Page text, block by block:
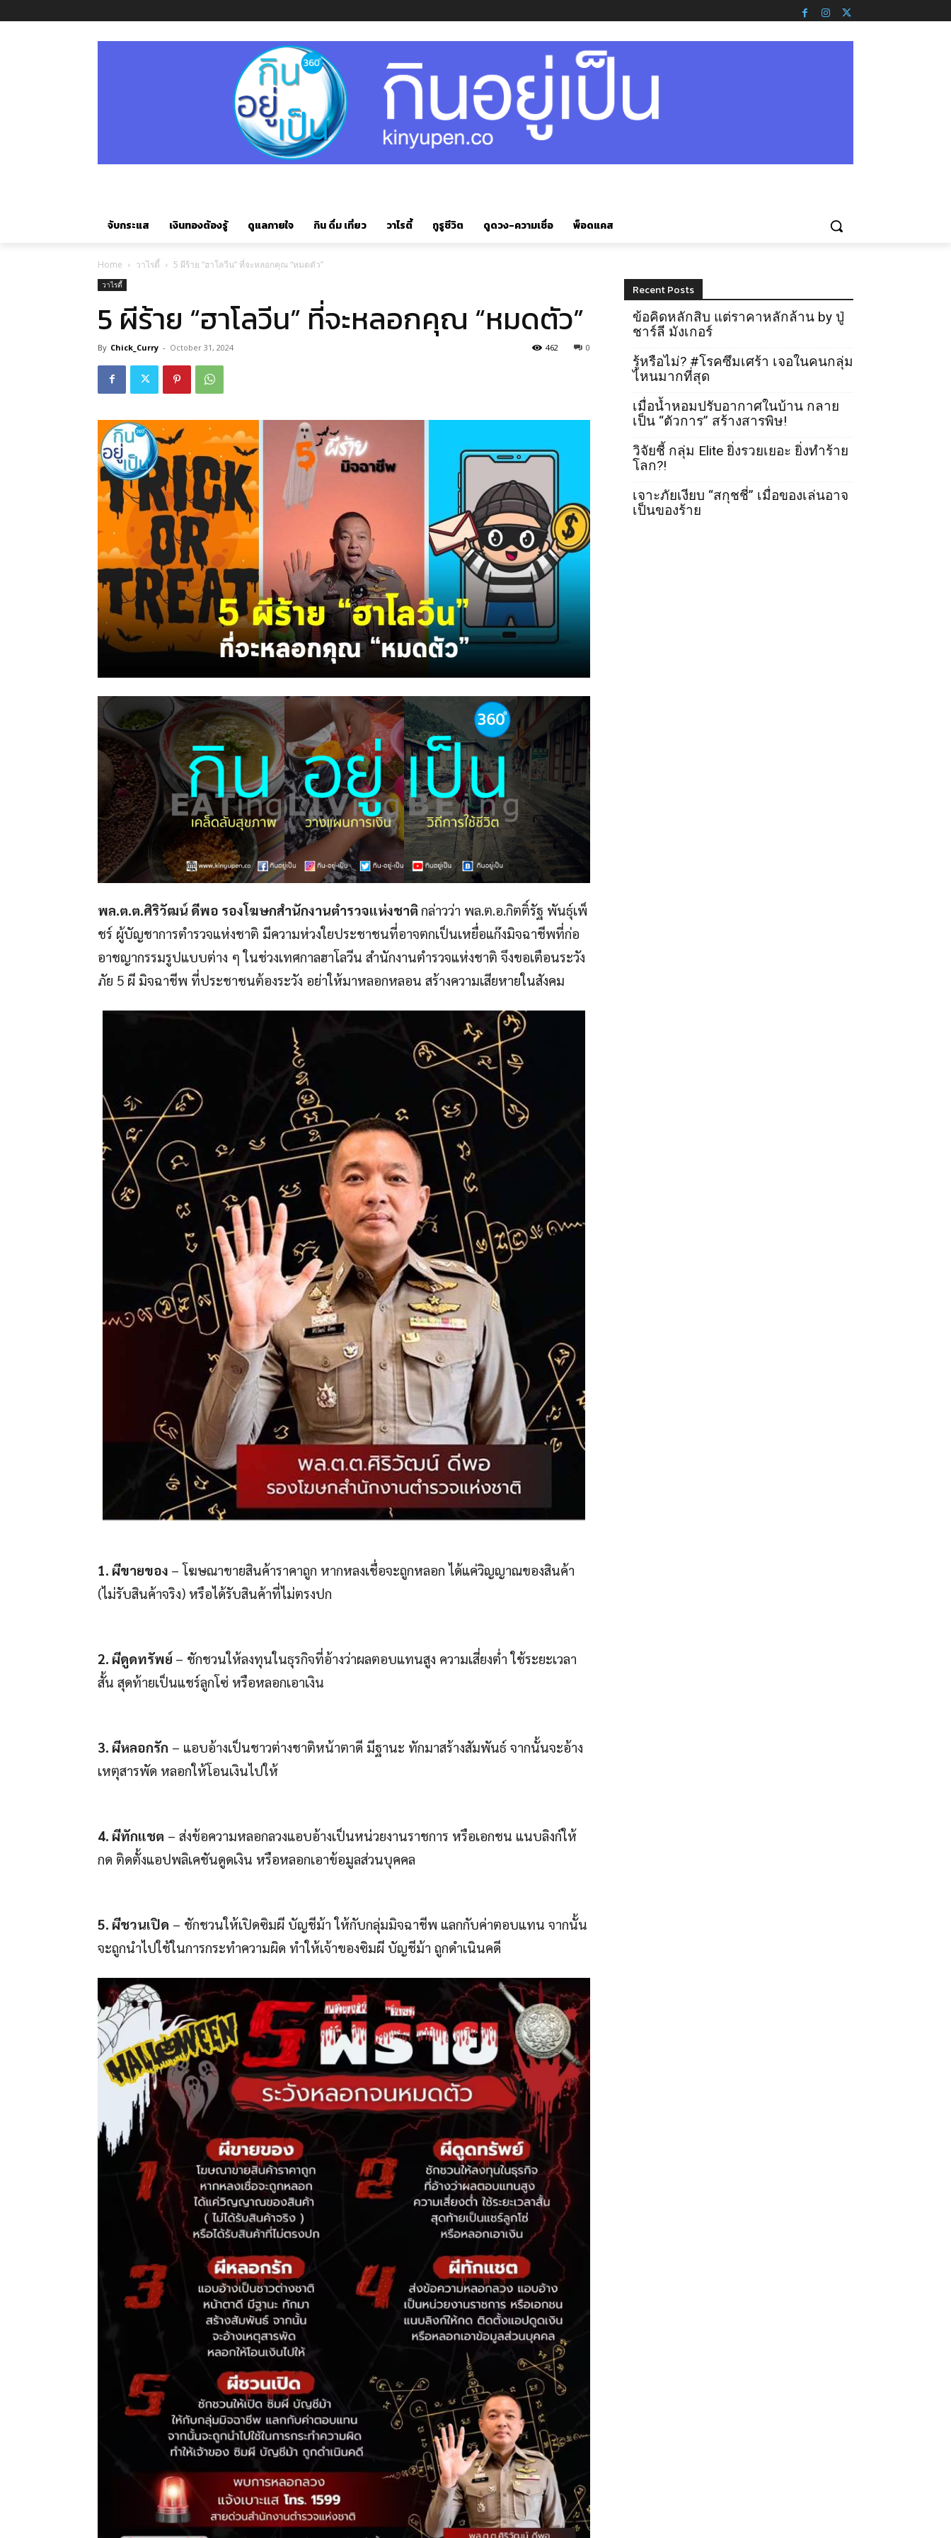
จับกระแส เงินทองต้องรู้ ดูแลกายใจ กิน ดื่ม เที่ยว วาไรตี้ กูรูชีวิต ดูดวง-ความเชื่อ พ็อดแคส
Home วาไรตี้ 5 ผีร้าย “ฮาโลวีน” ที่จะหลอกคุณ “หมดตัว”
วาไรตี้
5 ผีร้าย “ฮาโลวีน” ที่จะหลอกคุณ “หมดตัว”
By Chick_Curry - October 31, 2024 0
462
พล.ต.ต.ศิริวัฒน์ ดีพอ รองโฆษกสำนักงานตำรวจแห่งชาติ กล่าวว่า พล.ต.อ.กิตติ์รัฐ พันธุ์เพ็
ชร์ ผู้บัญชาการตำรวจแห่งชาติ มีความห่วงใยประชาชนที่อาจตกเป็นเหยื่อแก๊งมิจฉาชีพที่ก่อ
อาชญากรรมรูปแบบต่าง ๆ ในช่วงเทศกาลฮาโลวีน สำนักงานตำรวจแห่งชาติ จึงขอเตือนระวัง
ภัย 5 ผี มิจฉาชีพ ที่ประชาชนต้องระวัง อย่าให้มาหลอกหลอน สร้างความเสียหายในสังคม
1. ผีขายของ – โฆษณาขายสินค้าราคาถูก หากหลงเชื่อจะถูกหลอก ได้แค่วิญญาณของสินค้า
(ไม่รับสินค้าจริง) หรือได้รับสินค้าที่ไม่ตรงปก
2. ผีดูดทรัพย์ – ชักชวนให้ลงทุนในธุรกิจที่อ้างว่าผลตอบแทนสูง ความเสี่ยงต่ำ ใช้ระยะเวลา
สั้น สุดท้ายเป็นแชร์ลูกโซ่ หรือหลอกเอาเงิน
3. ผีหลอกรัก – แอบอ้างเป็นชาวต่างชาติหน้าตาดี มีฐานะ ทักมาสร้างสัมพันธ์ จากนั้นจะอ้าง
เหตุสารพัด หลอกให้โอนเงินไปให้
4. ผีทักแชต – ส่งข้อความหลอกลวงแอบอ้างเป็นหน่วยงานราชการ หรือเอกชน แนบลิงก์ให้
กด ติดตั้งแอปพลิเคชันดูดเงิน หรือหลอกเอาข้อมูลส่วนบุคคล
5. ผีชวนเปิด – ชักชวนให้เปิดซิมผี บัญชีม้า ให้กับกลุ่มมิจฉาชีพ แลกกับค่าตอบแทน จากนั้น
จะถูกนำไปใช้ในการกระทำความผิด ทำให้เจ้าของซิมผี บัญชีม้า ถูกดำเนินคดี
Recent Posts
ข้อคิดหลักสิบ แต่ราคาหลักล้าน by ปู่
ชาร์ลี มังเกอร์
รู้หรือไม่? #โรคซึมเศร้า เจอในคนกลุ่ม
ไหนมากที่สุด
เมื่อน้ำหอมปรับอากาศในบ้าน กลาย
เป็น “ตัวการ” สร้างสารพิษ!
วิจัยชี้ กลุ่ม Elite ยิ่งรวยเยอะ ยิ่งทำร้าย
โลก?!
เจาะภัยเงียบ “สกุชชี่” เมื่อของเล่นอาจ
เป็นของร้าย